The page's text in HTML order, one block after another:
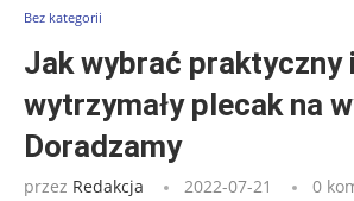
Bez kategorii
Jak wybrać praktyczny i
wytrzymały plecak na
Doradzamy
przez Redakcja 2022-07-21
0